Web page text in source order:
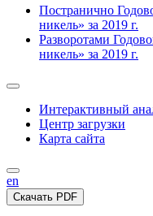
Постранично
никель» за 2019 г.
Разворотами
никель» за 2019 г.
Интерактивный
Центр загрузки
Карта сайта
en
Скачать PDF